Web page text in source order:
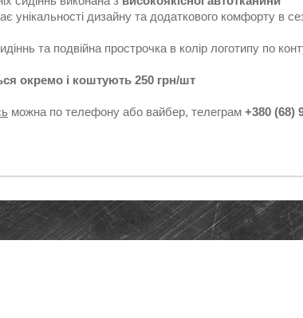
унікальності дизайну та додаткового комфорту в
та подвійна прострочка в колір логотипу по
окремо і коштують 250 грн/шт
можна по телефону або вайбер, телеграм +380 (68)